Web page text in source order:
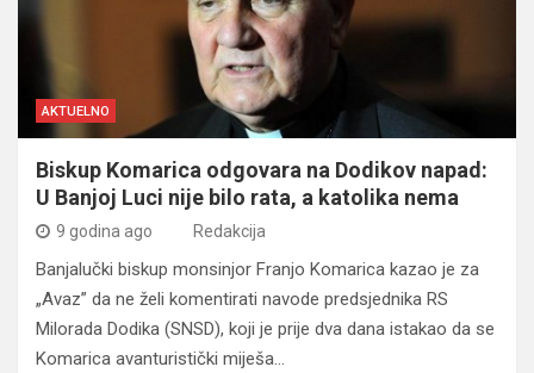
AKTUELNO
Biskup Komarica odgovara na Dodikov napad:
U Banjoj Luci nije bilo rata, a katolika nema
9 godina ago Redakcija
Banjalučki biskup monsinjor Franjo Komarica kazao je za
„Avaz” da ne želi komentirati navode predsjednika RS
Milorada Dodika (SNSD), koji je prije dva dana istakao da se
Komarica avanturistički miješa…